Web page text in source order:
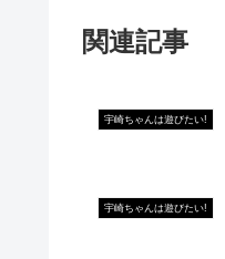
関連記事
宇崎ちゃんは遊びたい!
宇崎ちゃんは遊びたい!